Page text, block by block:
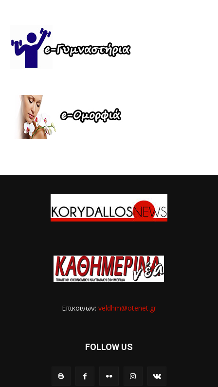
Επικοινων: veldhm@otenet.gr
FOLLOW US